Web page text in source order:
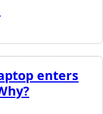
enters